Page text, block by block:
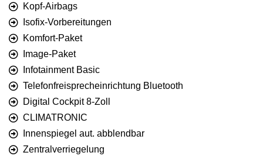
Kopf-Airbags
Isofix-Vorbereitungen
Komfort-Paket
Image-Paket
Infotainment Basic
Telefonfreisprecheinrichtung Bluetooth
Digital Cockpit 8-Zoll
CLIMATRONIC
Innenspiegel aut. abblendbar
Zentralverriegelung